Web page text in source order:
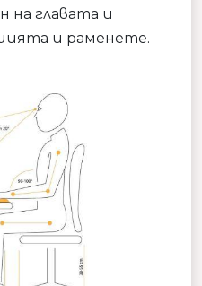
на главата и
и раменете.